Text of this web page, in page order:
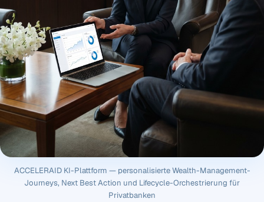
ACCELERAID KI-Plattform — personalisierte Wealth-Management-
Journeys, Next Best Action und Lifecycle-Orchestrierung für
Privatbanken